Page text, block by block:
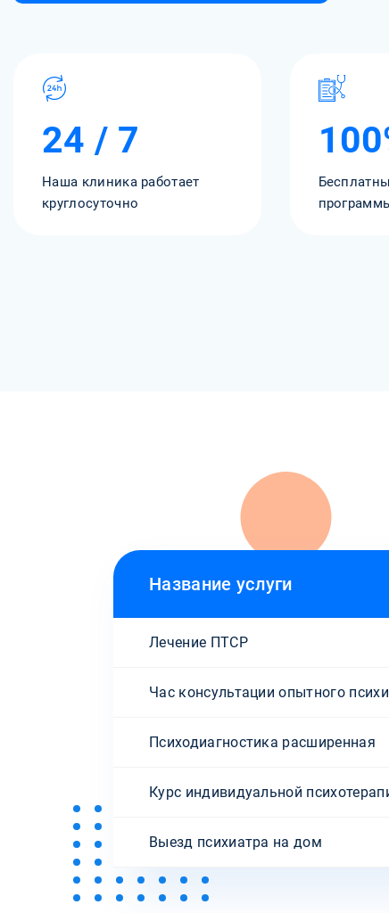
24 / 7
Наша клиника работает
круглосуточно
Название услуги
Лечение ПТСР
Час консультации опытного
Психодиагностика расширенная
Курс индивидуальной
Выезд психиатра на дом